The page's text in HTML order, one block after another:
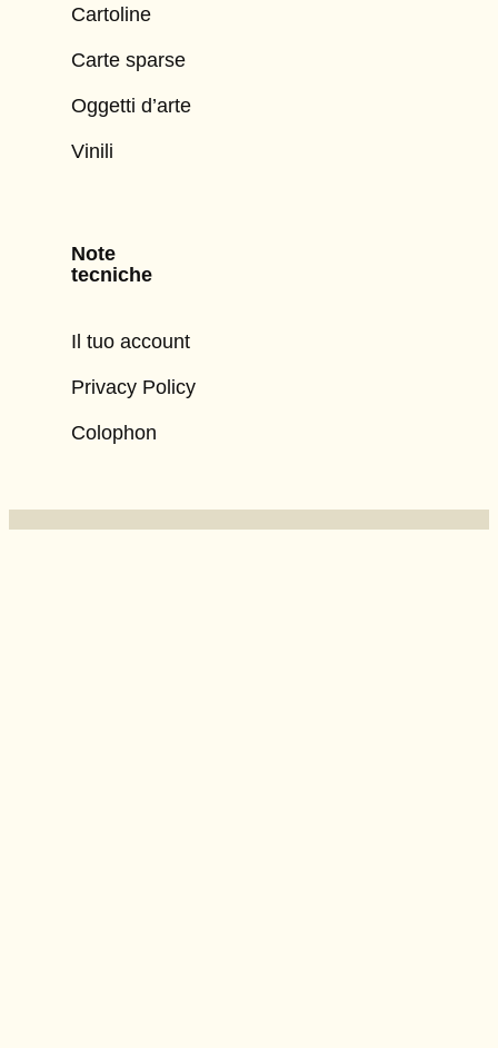
Cartoline
Carte sparse
Oggetti d’arte
Vinili
Note
tecniche
Il tuo account
Privacy Policy
Colophon